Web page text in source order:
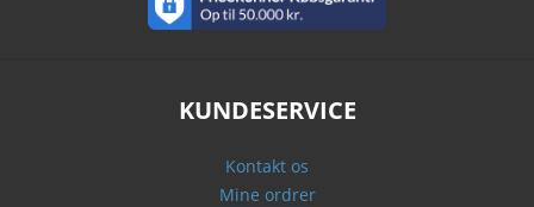
KUNDESERVICE
Kontakt os
Mine ordrer